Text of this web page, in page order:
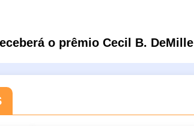
o prêmio Cecil B. DeMille